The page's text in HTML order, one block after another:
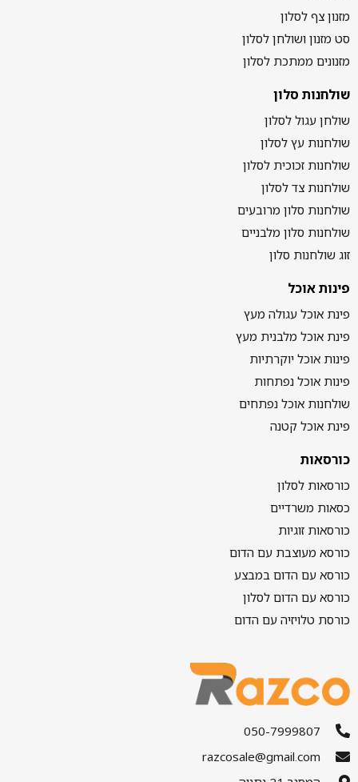
מזנון צף לסלון
סט מזנון ושולחן לסלון
מזנונים ממתכת לסלון
שולחנות סלון
שולחן עגול לסלון
שולחנות עץ לסלון
שולחנות זכוכית לסלון
שולחנות צד לסלון
שולחנות סלון מרובעים
שולחנות סלון מלבניים
זוג שולחנות סלון
פינות אוכל
פינת אוכל עגולה מעץ
פינת אוכל מלבנית מעץ
פינות אוכל יוקרתיות
פינות אוכל נפתחות
שולחנות אוכל נפתחים
פינת אוכל קטנה
כורסאות
כורסאות לסלון
כסאות משרדיים
כורסאות זוגיות
כורסא מעוצבת עם הדום
כורסא עם הדום במבצע
כורסא עם הדום לסלון
כורסת טלויזיה עם הדום
050-7999807
razcosale@gmail.com